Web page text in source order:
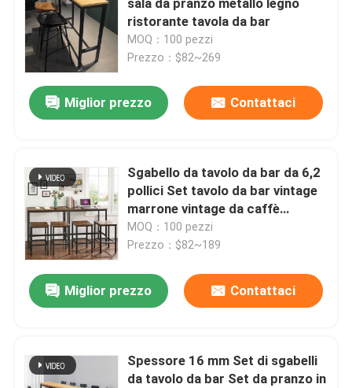
ristorante tavola da bar
MOQ：100 pezzi
Prezzo：$82~269
Miglior prezzo Contattaci
Sgabello da tavolo da bar da 6,2
pollici Set tavolo da bar vintage
marrone vintage da caffè
industriale
MOQ：100 pezzi
Prezzo：$82~189
Miglior prezzo Contattaci
Spessore 16 mm Set di sgabelli
da tavolo da bar Set da pranzo in